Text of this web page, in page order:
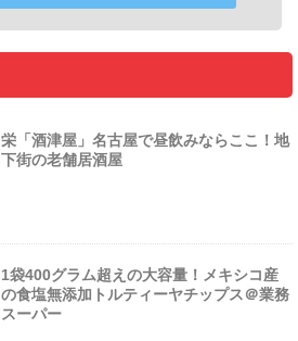
栄「酒津屋」名古屋で昼飲みならここ！地
下街の老舗居酒屋
1袋400グラム超えの大容量！メキシコ産
の食塩無添加トルティーヤチップス＠業務
スーパー